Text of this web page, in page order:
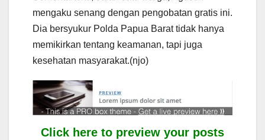
mengaku senang dengan pengobatan gratis ini.
Dia bersyukur Polda Papua Barat tidak hanya
memikirkan tentang keamanan, tapi juga
kesehatan masyarakat.(njo)
Click here to preview your posts